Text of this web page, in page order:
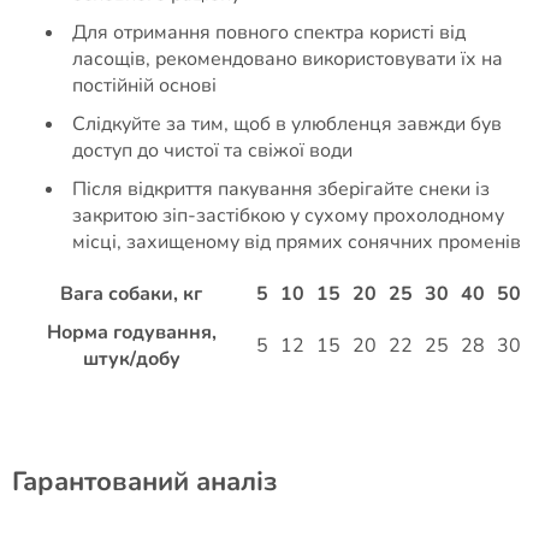
Для отримання повного спектра користі від
ласощів, рекомендовано використовувати їх на
постійній основі
Слідкуйте за тим, щоб в улюбленця завжди був
доступ до чистої та свіжої води
Після відкриття пакування зберігайте снеки із
закритою зіп-застібкою у сухому прохолодному
місці, захищеному від прямих сонячних променів
Вага собаки, кг
5 10 15 20 25 30 40 50
Норма годування,
штук/добу
5 12 15 20 22 25 28 30
Гарантований аналіз